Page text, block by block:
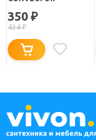
350 ₽
434₽